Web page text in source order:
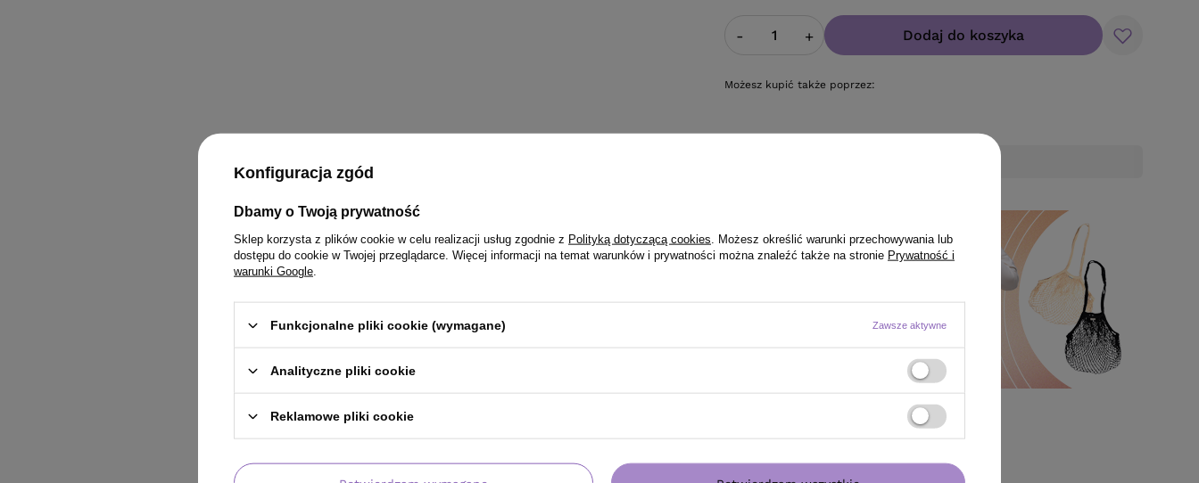
- + Dodaj do koszyka
Możesz kupić także poprzez:
Konfiguracja zgód
Dbamy o Twoją prywatność
Sklep korzysta z plików cookie w celu realizacji usług zgodnie z Polityką dotyczącą cookies . Możesz określić warunki przechowywania lub
dostępu do cookie w Twojej przeglądarce. Więcej informacji na temat warunków i prywatności można znaleźć także na stronie Prywatność i
warunki Google
Funkcjonalne pliki cookie (wymagane) Zawsze aktywne
Analityczne pliki cookie
Reklamowe pliki cookie